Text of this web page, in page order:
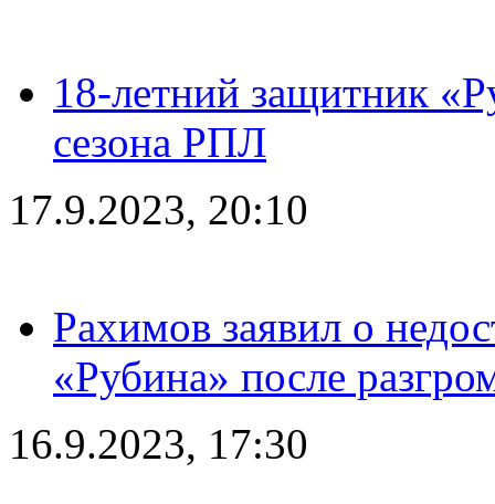
18-летний защитник
сезона РПЛ
17.9.2023, 20:10
Рахимов заявил о
«Рубина» после
16.9.2023, 17:30